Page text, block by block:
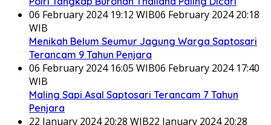
06 February 2024 19:12 WIB06 February 2024 20:18
WIB
Menikah Belum Seumur Jagung Warga Saptosari
Terancam 9 Tahun Penjara
06 February 2024 16:05 WIB06 February 2024 17:40
WIB
Maling Sapi Asal Saptosari Terancam 7 Tahun
Penjara
22 January 2024 20:28 WIB22 January 2024 20:28